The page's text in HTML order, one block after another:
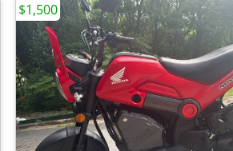
$1,500